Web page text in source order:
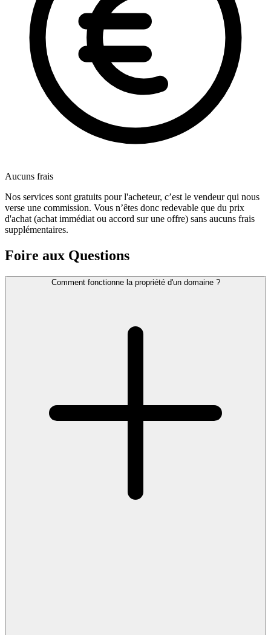
Aucuns frais
Nos services sont gratuits pour l'acheteur, c’est le vendeur qui nous
verse une commission. Vous n’êtes donc redevable que du prix
d'achat (achat immédiat ou accord sur une offre) sans aucuns frais
supplémentaires.
Foire aux Questions
Comment fonctionne la propriété d'un domaine ?